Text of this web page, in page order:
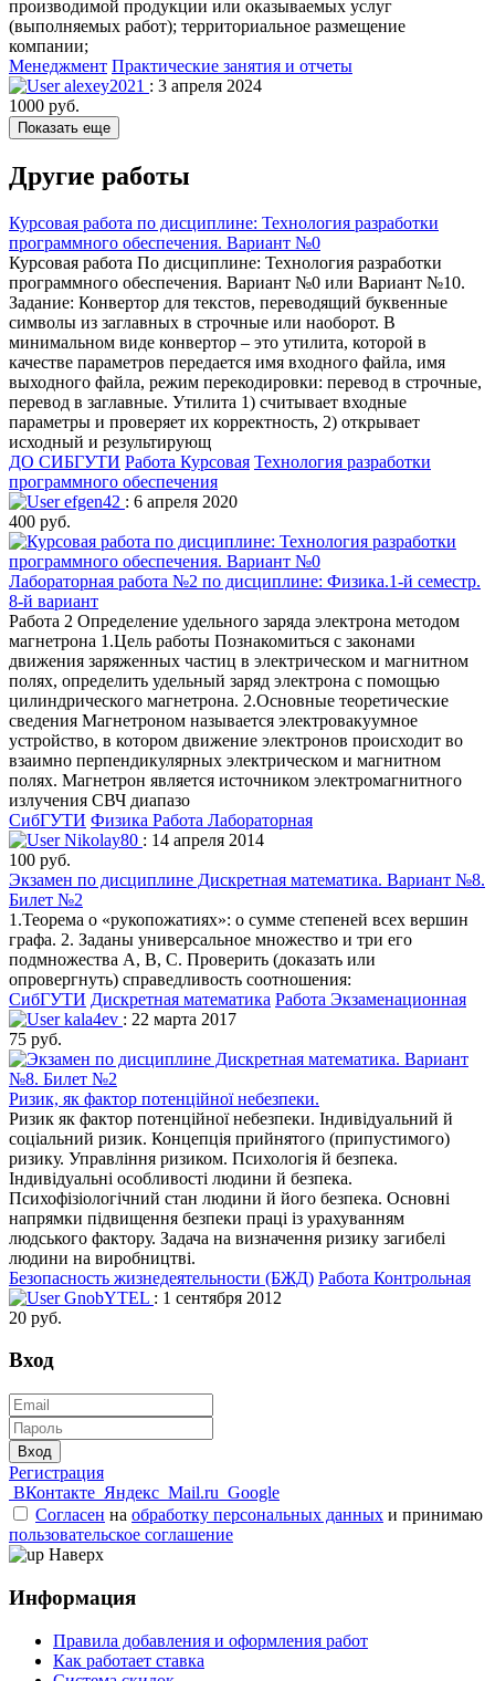
производимой продукции или оказываемых услуг
(выполняемых работ); территориальное размещение
компании;
Менеджмент Практические занятия и отчеты
alexey2021 : 3 апреля 2024
1000 руб.
Показать еще
Другие работы
Курсовая работа по дисциплине: Технология разработки
программного обеспечения. Вариант №0
Курсовая работа По дисциплине: Технология разработки
программного обеспечения. Вариант №0 или Вариант №10.
Задание: Конвертор для текстов, переводящий буквенные
символы из заглавных в строчные или наоборот. В
минимальном виде конвертор – это утилита, которой в
качестве параметров передается имя входного файла, имя
выходного файла, режим перекодировки: перевод в строчные,
перевод в заглавные. Утилита 1) считывает входные
параметры и проверяет их корректность, 2) открывает
исходный и результирующ
ДО СИБГУТИ Работа Курсовая Технология разработки
программного обеспечения
efgen42 : 6 апреля 2020
400 руб.
Лабораторная работа №2 по дисциплине: Физика.1-й семестр.
8-й вариант
Работа 2 Определение удельного заряда электрона методом
магнетрона 1.Цель работы Познакомиться с законами
движения заряженных частиц в электрическом и магнитном
полях, определить удельный заряд электрона с помощью
цилиндрического магнетрона. 2.Основные теоретические
сведения Магнетроном называется электровакуумное
устройство, в котором движение электронов происходит во
взаимно перпендикулярных электрическом и магнитном
полях. Магнетрон является источником электромагнитного
излучения СВЧ диапазо
СибГУТИ Физика Работа Лабораторная
Nikolay80 : 14 апреля 2014
100 руб.
Экзамен по дисциплине Дискретная математика. Вариант №8.
Билет №2
1.Теорема о «рукопожатиях»: о сумме степеней всех вершин
графа. 2. Заданы универсальное множество и три его
подмножества A, B, C. Проверить (доказать или
опровергнуть) справедливость соотношения:
СибГУТИ Дискретная математика Работа Экзаменационная
kala4ev : 22 марта 2017
75 руб.
Ризик, як фактор потенційної небезпеки.
Ризик як фактор потенційної небезпеки. Індивідуальний й
соціальний ризик. Концепція прийнятого (припустимого)
ризику. Управління ризиком. Психологія й безпека.
Індивідуальні особливості людини й безпека.
Психофізіологічний стан людини й його безпека. Основні
напрямки підвищення безпеки праці із урахуванням
людського фактору. Задача на визначення ризику загибелі
людини на виробництві.
Безопасность жизнедеятельности (БЖД) Работа Контрольная
GnobYTEL : 1 сентября 2012
20 руб.
Вход
Вход
Регистрация
ВКонтакте Яндекс Mail.ru Google
Согласен на обработку персональных данных и принимаю
пользовательское соглашение
Наверх
Информация
Правила добавления и оформления работ
Как работает ставка